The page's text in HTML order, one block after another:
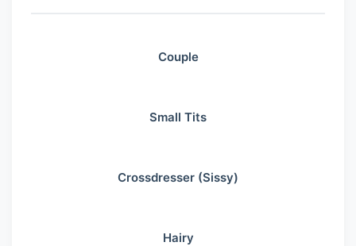
Couple
Small Tits
Crossdresser (Sissy)
Hairy